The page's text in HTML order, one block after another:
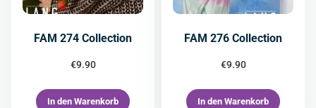
FAM 274 Collection
€9.90
In den Warenkorb
FAM 276 Collection
€9.90
In den Warenkorb